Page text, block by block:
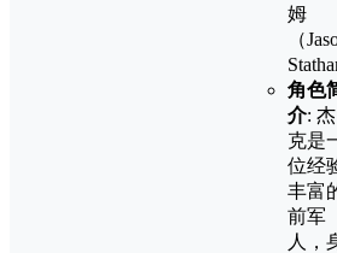
姆
（
角色
介: 杰
克是
位经
丰富
前军
人，